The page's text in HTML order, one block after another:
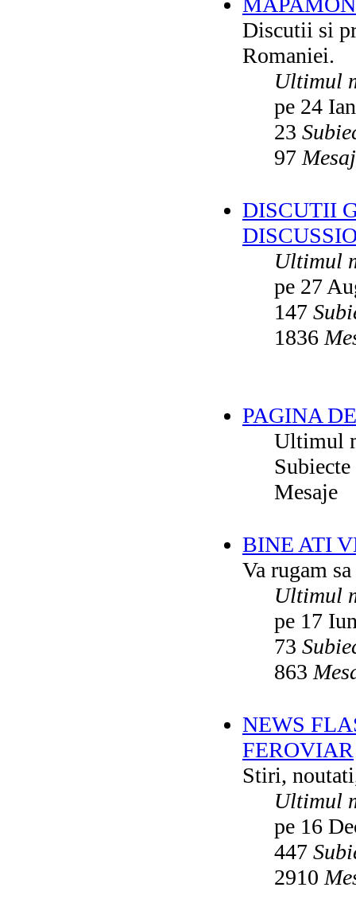
Discutii si
Romaniei.
Ultimul
pe 24
23
97
DISCUTII
Ultimul
pe 27
147
1836
PAGINA
Ultimul
Subiecte
Mesaje
BINE ATI
Va rugam
Ultimul
pe 17
73
863
NEWS
FEROVIAR
Stiri,
Ultimul
pe 16
447
2910